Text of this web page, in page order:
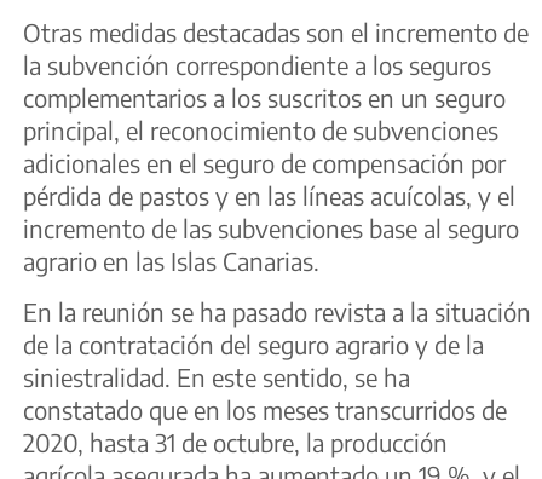
Otras medidas destacadas son el incremento de
la subvención correspondiente a los seguros
complementarios a los suscritos en un seguro
principal, el reconocimiento de subvenciones
adicionales en el seguro de compensación por
pérdida de pastos y en las líneas acuícolas, y el
incremento de las subvenciones base al seguro
agrario en las Islas Canarias.
En la reunión se ha pasado revista a la situación
de la contratación del seguro agrario y de la
siniestralidad. En este sentido, se ha
constatado que en los meses transcurridos de
2020, hasta 31 de octubre, la producción